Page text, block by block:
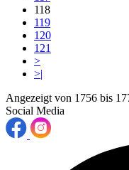
118
119
120
121
>
>|
Angezeigt von 1756 bis
Social Media